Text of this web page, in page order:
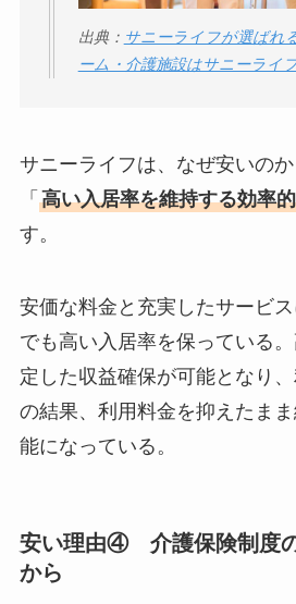
出典： サニーライフが選ばれ
ーム・介護施設はサニーライ
サニーライフは、なぜ安いの
「 高い入居率を維持する効率
す。
安価な料金と充実したサービ
でも高い入居率を保っている
定した収益確保が可能となり
の結果、利用料金を抑えたま
能になっている。
安い理由④ 介護保険制度
から